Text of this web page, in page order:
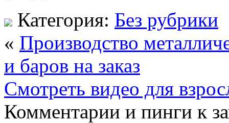
Категория: Без рубрики
« Производство
и баров на заказ
Смотреть видео для
Комментарии и пинги к